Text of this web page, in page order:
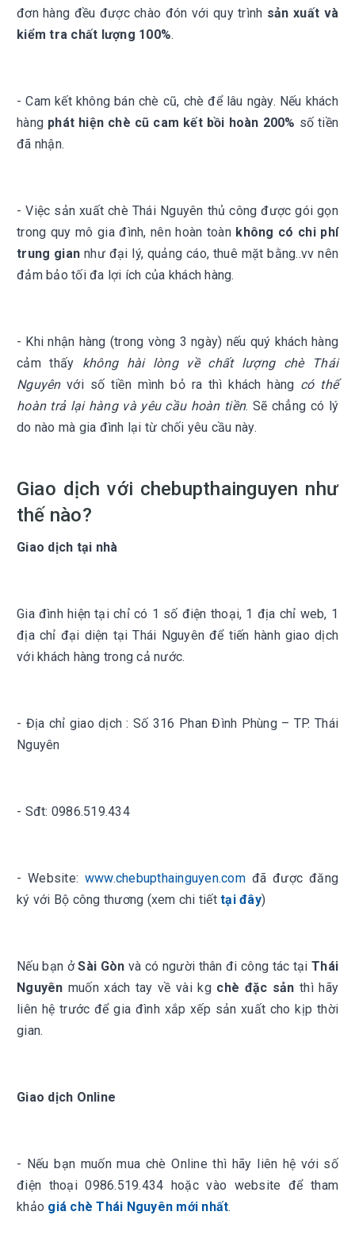
đơn hàng đều được chào đón với quy trình sản xuất và
kiểm tra chất lượng 100%.
- Cam kết không bán chè cũ, chè để lâu ngày. Nếu khách
hàng phát hiện chè cũ cam kết bồi hoàn 200% số tiền
đã nhận.
- Việc sản xuất chè Thái Nguyên thủ công được gói gọn
trong quy mô gia đình, nên hoàn toàn không có chi phí
trung gian như đại lý, quảng cáo, thuê mặt bằng..vv nên
đảm bảo tối đa lợi ích của khách hàng.
- Khi nhận hàng (trong vòng 3 ngày) nếu quý khách hàng
cảm thấy không hài lòng về chất lượng chè Thái
Nguyênvới số tiền mình bỏ ra thì khách hàng có thể
hoàn trả lại hàng và yêu cầu hoàn tiền. Sẽ chẳng có lý
do nào mà gia đình lại từ chối yêu cầu này.
Giao dịch với chebupthainguyen như
thế nào?
Giao dịch tại nhà
Gia đình hiện tại chỉ có 1 số điện thoại, 1 địa chỉ web, 1
địa chỉ đại diện tại Thái Nguyên để tiến hành giao dịch
với khách hàng trong cả nước.
- Địa chỉ giao dịch : Số 316 Phan Đình Phùng – TP. Thái
Nguyên
- Sđt: 0986.519.434
- Website: www.chebupthainguyen.comđã được đăng
ký với Bộ công thương (xem chi tiết tại đây)
Nếu bạn ởSài Gòn và có người thân đi công tác tại Thái
Nguyên muốn xách tay về vài kg chè đặc sản thì hãy
liên hệ trước để gia đình xắp xếp sản xuất cho kịp thời
gian.
Giao dịch Online
- Nếu bạn muốn mua chè Online thì hãy liên hệ với số
điện thoại0986.519.434 hoặc vào website để tham
khảo giá chè Thái Nguyên mới nhất.